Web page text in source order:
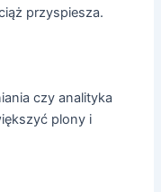
przyspiesza.
czy analityka
plony i